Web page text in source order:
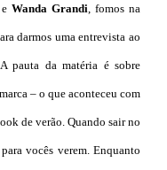
, e Wanda Grandi , fomos na
darmos uma entrevista ao
A pauta da matéria é sobre
– o que aconteceu com
de verão. Quando sair no
vocês verem. Enquanto